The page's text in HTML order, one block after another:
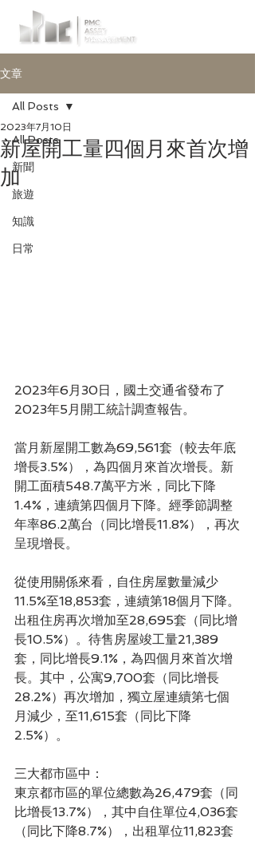
文章
All Posts
新聞
旅遊
知識
日常
All Posts
新屋開工量四個月來首次增
加
2023年7月10日
2023年6月30日，國土交通省發布了
2023年5月開工統計調查報告。
當月新屋開工數為69,561套（較去年底
增長3.5%），為四個月來首次增長。新
開工面積548.7萬平方米，同比下降
1.4%，連續第四個月下降。經季節調整
年率86.2萬台（同比增長11.8%），再次
呈現增長。
從使用關係來看，自住房屋數量減少
11.5%至18,853套，連續第18個月下降。
出租住房再次增加至28,695套（同比增
長10.5%）。待售房屋竣工量21,389
套，同比增長9.1%，為四個月來首次增
長。其中，公寓9,700套（同比增長
28.2%）再次增加，獨立屋連續第七個
月減少，至11,615套（同比下降
2.5%）。
三大都市區中：
東京都市區的單位總數為26,479套（同
比增長13.7%），其中自住單位4,036套
（同比下降8.7%），出租單位11,823套